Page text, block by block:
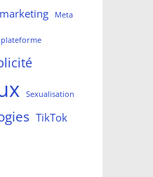
marketing Meta
plateforme
Sexualisation
TikTok